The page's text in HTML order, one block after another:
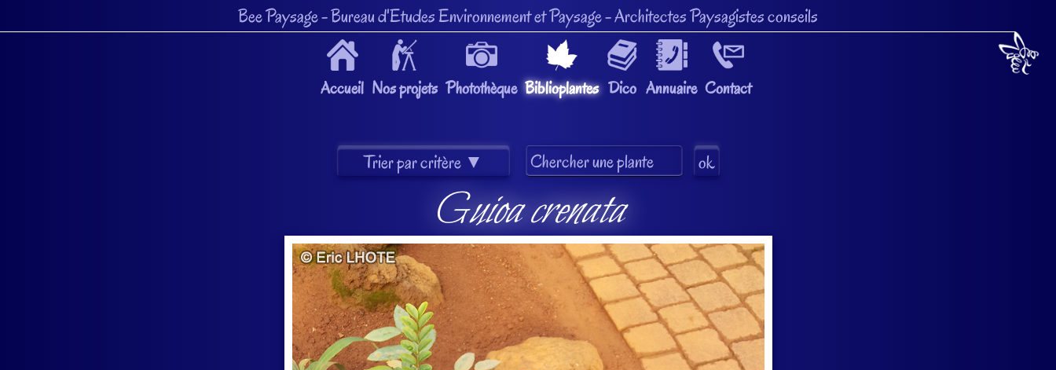
Bee Paysage- Bureau d'Etudes Environnement et Paysage- Architectes Paysagistes conseils
Accueil Nos projets Photothèque Biblioplantes Dico Annuaire Contact
Guioa crenata